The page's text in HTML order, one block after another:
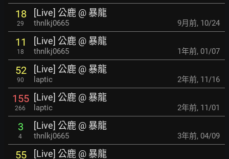
18
29
[Live] 公鹿 @ 暴龍
thnlkj0665 9月前, 10/24
11
18
[Live] 公鹿 @ 暴龍
thnlkj0665 1年前, 01/07
52
90
[Live] 公鹿 @ 暴龍
laptic 2年前, 11/16
155
266
[Live] 公鹿 @ 暴龍
laptic 2年前, 11/01
3
4
[Live] 公鹿 @ 暴龍
thnlkj0665 3年前, 04/09
55 [Live] 公鹿 @ 暴龍